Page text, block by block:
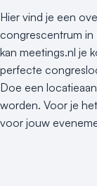
Hier vind je een
congrescentrum in
kan meetings.nl je
perfecte
Doe een
worden. Voor je
voor jouw